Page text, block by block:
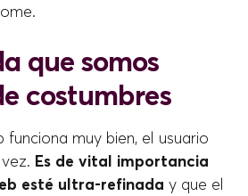
que somos
costumbres
funciona muy bien, el usuario
Es de vital importancia
esté ultra-refinada y que el